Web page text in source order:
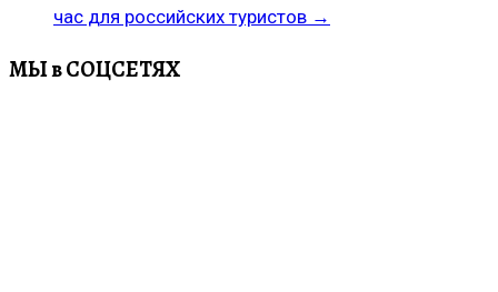
час для российских туристов →
МЫ в СОЦСЕТЯХ